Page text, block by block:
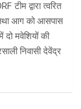
द्वारा त्वरित
तथा आग को आसपास
मवेशियों की
निवासी देवेंद्र